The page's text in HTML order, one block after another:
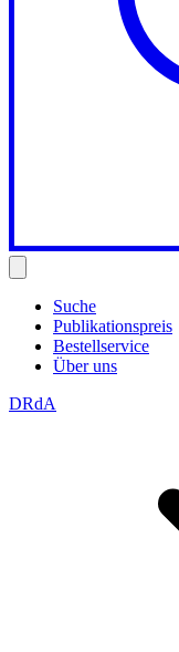
Suche
Publikationspreis
Bestellservice
Über uns
DRdA